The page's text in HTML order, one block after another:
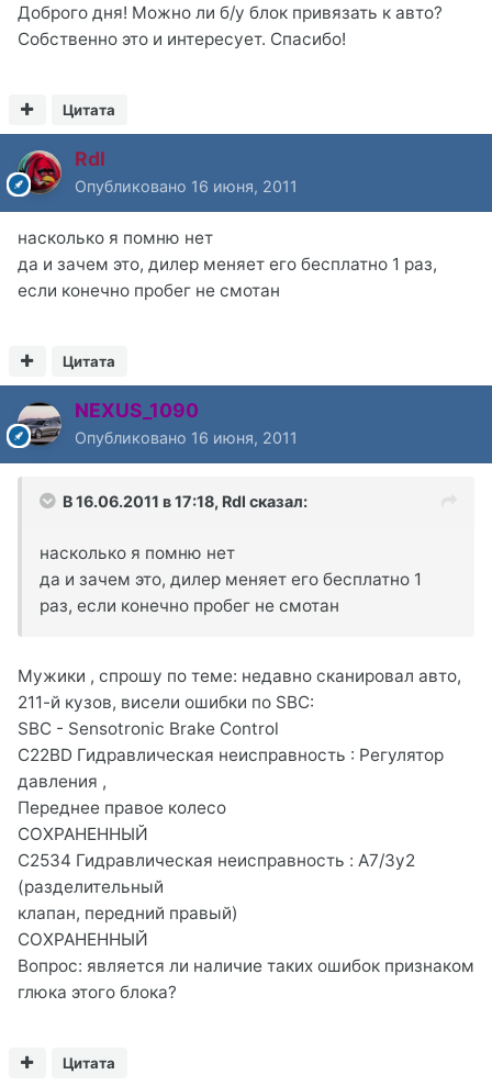
Доброго дня! Можно ли б/у блок привязать к авто?
Собственно это и интересует. Спасибо!
Цитата
Rdl
Опубликовано 16 июня, 2011
насколько я помню нет
да и зачем это, дилер меняет его бесплатно 1 раз,
если конечно пробег не смотан
Цитата
NEXUS_1090
Опубликовано 16 июня, 2011
В 16.06.2011 в 17:18, Rdl сказал:
насколько я помню нет
да и зачем это, дилер меняет его бесплатно 1
раз, если конечно пробег не смотан
Мужики , спрошу по теме: недавно сканировал авто,
211-й кузов, висели ошибки по SBC:
SBC - Sensotronic Brake Control
C22BD Гидравлическая неисправность : Регулятор
давления ,
Переднее правое колесо
СОХРАНЕННЫЙ
C2534 Гидравлическая неисправность : A7/3y2
(разделительный
клапан, передний правый)
СОХРАНЕННЫЙ
Вопрос: является ли наличие таких ошибок признаком
глюка этого блока?
Цитата